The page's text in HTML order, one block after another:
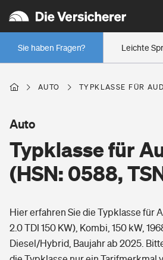
Leichte
Sie haben Fragen?
Wer versichert was: Jetzt Versicherer
Regionalklassen: So ist Ihre Region
Wer versichert was: Jetzt Versicherer
Berufsunfähigkeitsversicherung
Erwerbsunfähigkeitsversicherung
Grundfähigkeitsversicherung
Arbeitsrechtsschutz
Wohnen
Freizeit
Pri­vate Haft­pflicht­
AUTO TYPKLASSE FÜR
Typklasse für
(HSN: 0588,
Auto
Hier erfahren Sie die Typklasse für
2.0 TDI 150 KW), Kombi, 150 kW,
Diesel/Hybrid, Baujahr ab 2025.